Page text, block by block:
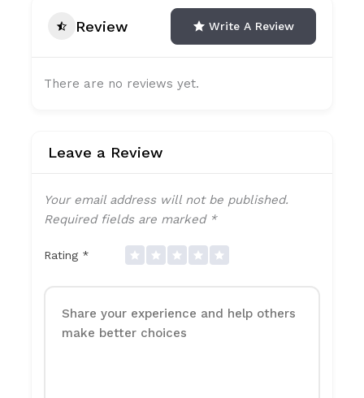
Review Write A Review
There are no reviews yet.
Leave a Review
Your email address will not be published.
Required fields are marked *
Rating *